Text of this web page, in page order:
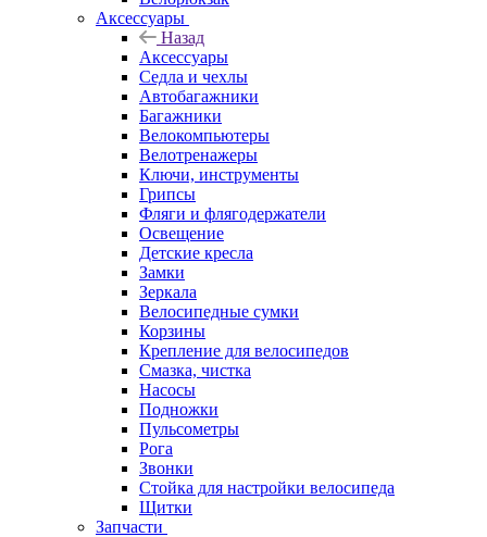
Аксессуары
Назад
Аксессуары
Седла и чехлы
Автобагажники
Багажники
Велокомпьютеры
Велотренажеры
Ключи, инструменты
Грипсы
Фляги и флягодержатели
Освещение
Детские кресла
Замки
Зеркала
Велосипедные сумки
Корзины
Крепление для велосипедов
Смазка, чистка
Насосы
Подножки
Пульсометры
Рога
Звонки
Стойка для настройки велосипеда
Щитки
Запчасти